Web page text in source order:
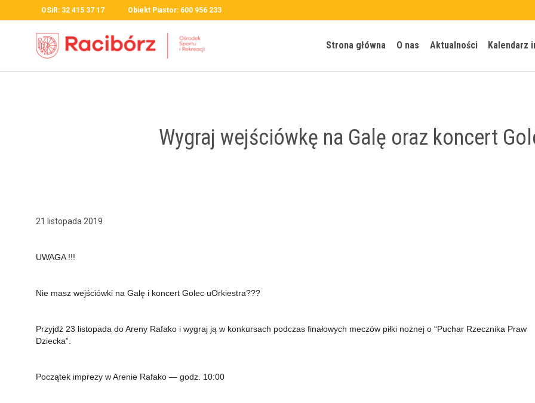
OSiR: 32 415 37 17 Obiekt Piastor: 600 956 233
Strona główna O nas Aktualności Kalendarz
Wygraj wejściówkę na Galę oraz koncert
21 listopada 2019
UWAGA !!!
Nie masz wejś­ciów­ki na Galę i kon­cert Golec uOrkiestra???
Przyjdź 23 listopa­da do Are­ny Rafako i wygraj ją w konkur­sach pod­czas finałowych meczów pił­ki nożnej o “Puchar Rzeczni­ka Praw
Dziecka”.
Początek imprezy w Are­nie Rafako — godz. 10:00